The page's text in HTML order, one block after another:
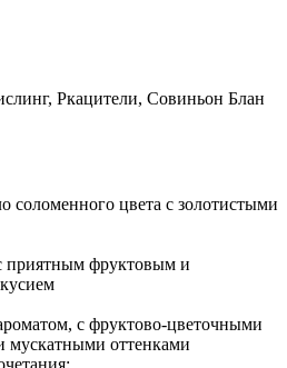
Ркацители, Совиньон Блан
соломенного цвета с золотистыми
приятным фруктовым и
с фруктово-цветочными
мускатными оттенками